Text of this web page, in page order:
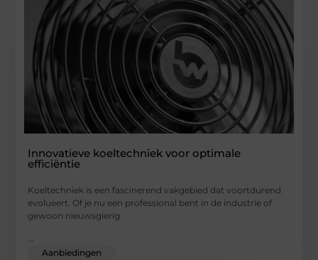
Innovatieve koeltechniek voor optimale
efficiëntie
Koeltechniek is een fascinerend vakgebied dat voortdurend
evolueert. Of je nu een professional bent in de industrie of
gewoon nieuwsgierig
...
Aanbiedingen